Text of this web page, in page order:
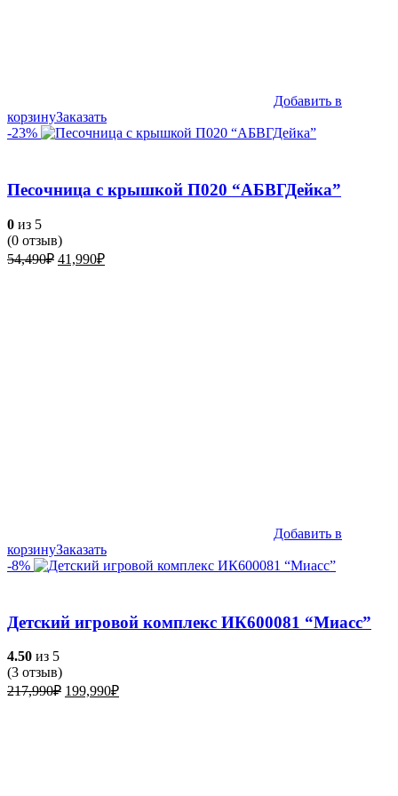
Добавить в
корзинуЗаказать
-23%
Песочница с крышкой П020 “АБВГДейка”
0 из 5
(0 отзыв)
54,490₽ Первоначальная
41,990₽Текущая
Добавить в
корзинуЗаказать
-8%
Детский игровой комплекс ИК600081 “Миасс”
4.50 из 5
(3 отзыв)
217,990₽ Первоначальная
199,990₽Текущая